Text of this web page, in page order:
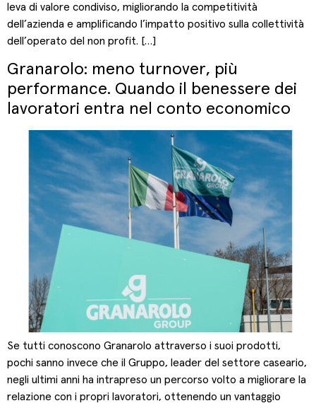
leva di valore condiviso, migliorando la competitività
dell’azienda e amplificando l’impatto positivo sulla collettività
dell’operato del non profit. […]
Granarolo: meno turnover, più
performance. Quando il benessere dei
lavoratori entra nel conto economico
Se tutti conoscono Granarolo attraverso i suoi prodotti,
pochi sanno invece che il Gruppo, leader del settore caseario,
negli ultimi anni ha intrapreso un percorso volto a migliorare la
relazione con i propri lavoratori, ottenendo un vantaggio